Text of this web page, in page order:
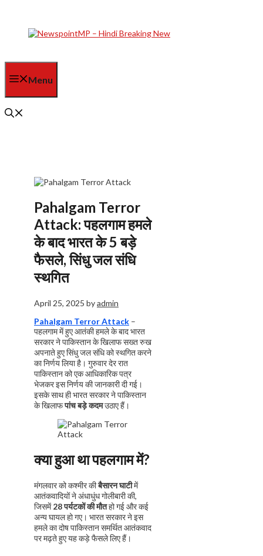
content
Menu
Pahalgam Terror
Attack: पहलगाम हमले
के बाद भारत के 5 बड़े
फैसले, सिंधु जल संधि
स्थगित
April 25, 2025 byadmin
Pahalgam Terror Attack –
पहलगाम में हुए आतंकी हमले के बाद भारत
सरकार ने पाकिस्तान के खिलाफ सख्त रुख
अपनाते हुए सिंधु जल संधि को स्थगित करने
का निर्णयलिया है। गुरुवार देर रात
पाकिस्तान को एक आधिकारिक पत्र
भेजकर इस निर्णय की जानकारी दी गई।
इसके साथ ही भारत सरकार ने पाकिस्तान
के खिलाफपांच बड़े कदमउठाए हैं।
क्या हुआ था पहलगाम में?
मंगलवार को कश्मीर कीबैसारन घाटीमें
आतंकवादियों ने अंधाधुंध गोलीबारी की,
जिसमें28 पर्यटकों की मौतहो गई और कई
अन्य घायल हो गए। भारत सरकार ने इस
हमले का दोष पाकिस्तान समर्थित आतंकवाद
पर मढ़ते हुए यह कड़े फैसले लिए हैं।